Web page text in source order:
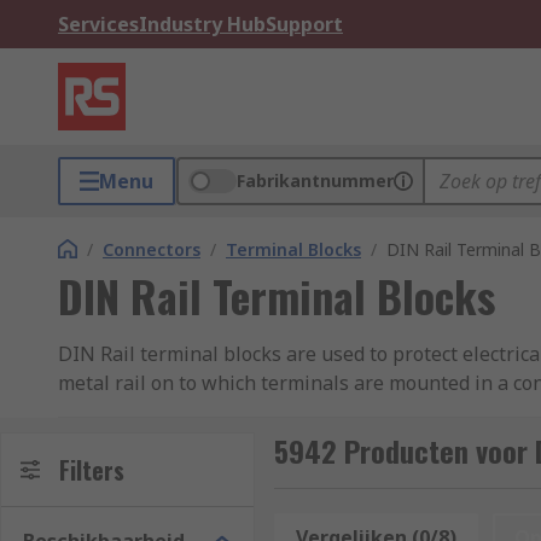
ServicesIndustry HubSupport
Menu Fabrikantnummer
/ Connectors / Terminal Blocks / DIN Rail Terminal
DIN Rail Terminal Blocks
DIN Rail terminal blocks are used to protect
metal rail on to which terminals are mounted in a
How do DIN rail terminal blocks work?
hinged section containing the fuse, which can be
Filters 5942 Producten voor